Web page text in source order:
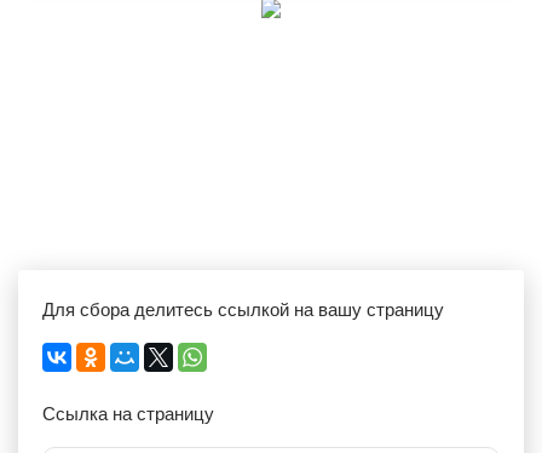
Для сбора делитесь ссылкой на вашу страницу
Ссылка на страницу